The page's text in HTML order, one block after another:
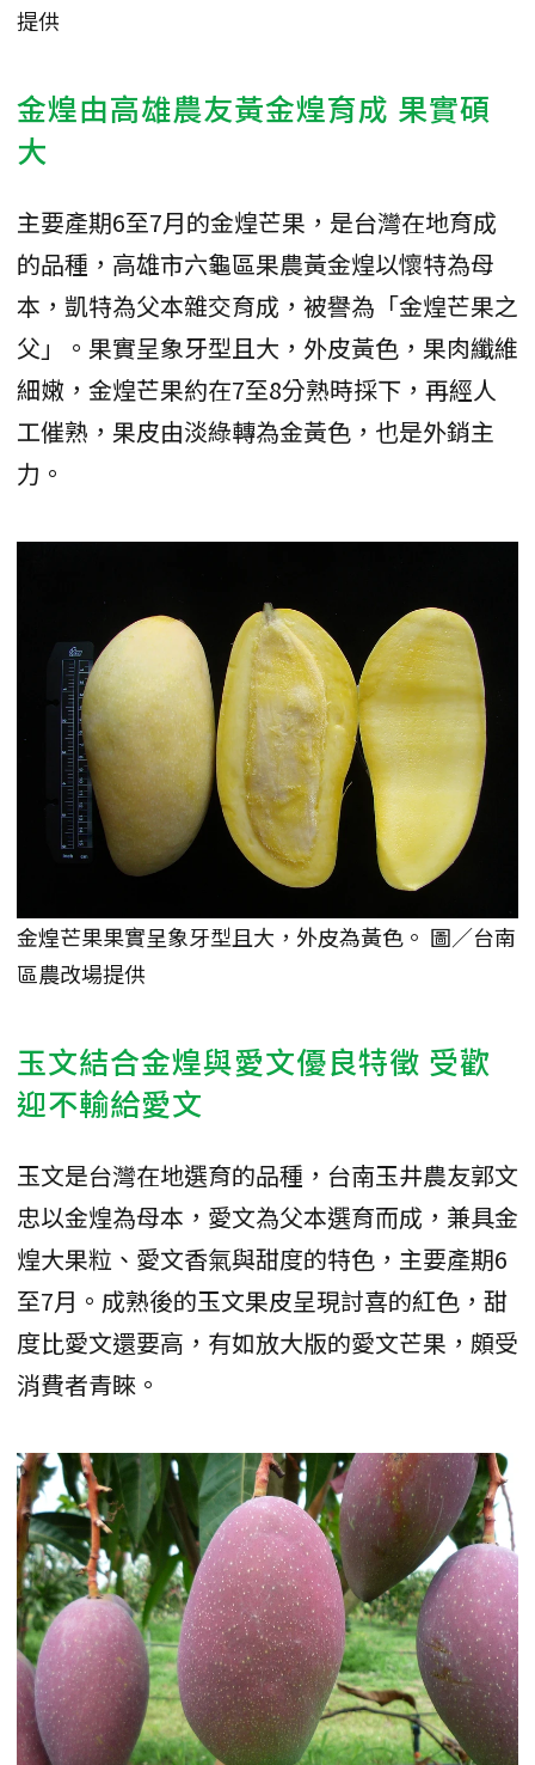
提供
金煌由高雄農友黃金煌育成 果實碩
大
主要產期6至7月的金煌芒果，是台灣在地育成
的品種，高雄市六龜區果農黃金煌以懷特為母
本，凱特為父本雜交育成，被譽為「金煌芒果之
父」。果實呈象牙型且大，外皮黃色，果肉纖維
細嫩，金煌芒果約在7至8分熟時採下，再經人
工催熟，果皮由淡綠轉為金黃色，也是外銷主
力。
金煌芒果果實呈象牙型且大，外皮為黃色。 圖／台南
區農改場提供
玉文結合金煌與愛文優良特徵 受歡
迎不輸給愛文
玉文是台灣在地選育的品種，台南玉井農友郭文
忠以金煌為母本，愛文為父本選育而成，兼具金
煌大果粒、愛文香氣與甜度的特色，主要產期6
至7月。成熟後的玉文果皮呈現討喜的紅色，甜
度比愛文還要高，有如放大版的愛文芒果，頗受
消費者青睞。